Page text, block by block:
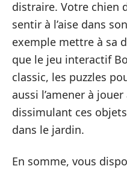
distraire. Votre chien
sentir à l’aise dans
exemple mettre à sa
que le jeu interactif
classic, les puzzles
aussi l’amener à
dissimulant ces
dans le jardin.
En somme, vous